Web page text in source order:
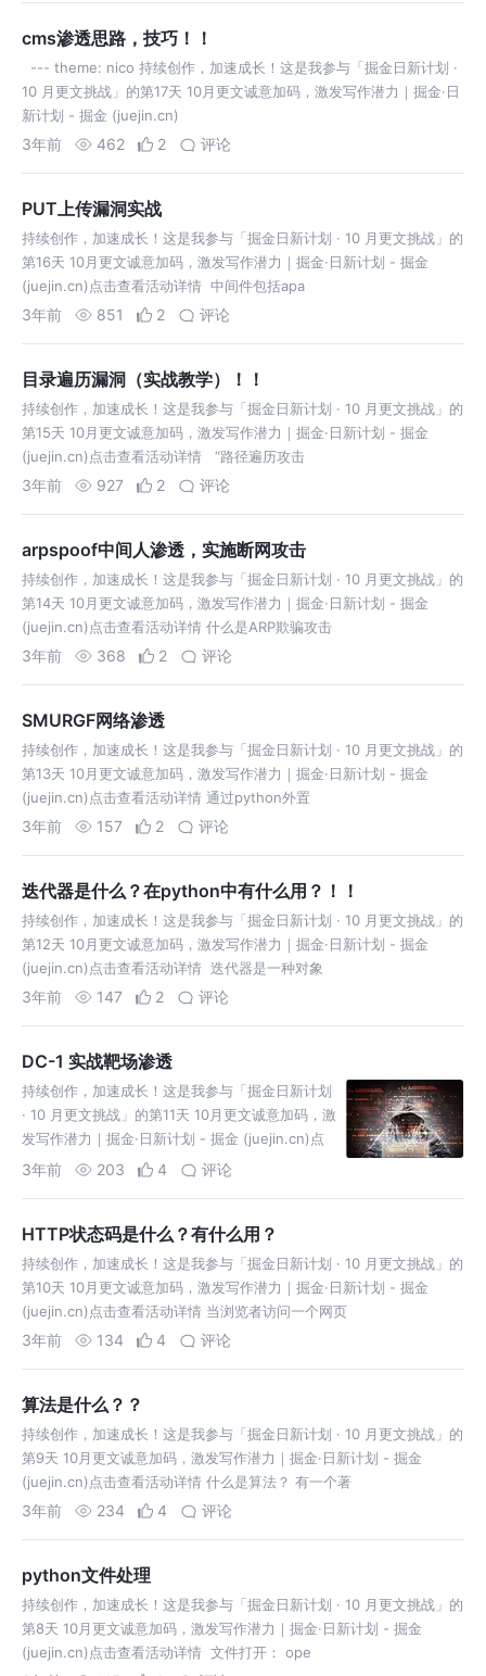
cms渗透思路，技巧！！
​ --- theme: nico 持续创作，加速成长！这是我参与「掘金日新计划 ·
10 月更文挑战」的第17天 10月更文诚意加码，激发写作潜力｜掘金·日
新计划 - 掘金 (juejin.cn)
3年前 462 2 评论
PUT上传漏洞实战
持续创作，加速成长！这是我参与「掘金日新计划 · 10 月更文挑战」的
第16天 10月更文诚意加码，激发写作潜力｜掘金·日新计划 - 掘金
(juejin.cn)点击查看活动详情 ​ 中间件包括apa
3年前 851 2 评论
目录遍历漏洞（实战教学）！！
持续创作，加速成长！这是我参与「掘金日新计划 · 10 月更文挑战」的
第15天 10月更文诚意加码，激发写作潜力｜掘金·日新计划 - 掘金
(juejin.cn)点击查看活动详情 ​ “路径遍历攻击
3年前 927 2 评论
arpspoof中间人渗透，实施断网攻击
持续创作，加速成长！这是我参与「掘金日新计划 · 10 月更文挑战」的
第14天 10月更文诚意加码，激发写作潜力｜掘金·日新计划 - 掘金
(juejin.cn)点击查看活动详情 什么是ARP欺骗攻击
3年前 368 2 评论
SMURGF网络渗透
持续创作，加速成长！这是我参与「掘金日新计划 · 10 月更文挑战」的
第13天 10月更文诚意加码，激发写作潜力｜掘金·日新计划 - 掘金
(juejin.cn)点击查看活动详情 通过python外置
3年前 157 2 评论
迭代器是什么？在python中有什么用？！！
持续创作，加速成长！这是我参与「掘金日新计划 · 10 月更文挑战」的
第12天 10月更文诚意加码，激发写作潜力｜掘金·日新计划 - 掘金
(juejin.cn)点击查看活动详情 ​ 迭代器是一种对象
3年前 147 2 评论
DC-1 实战靶场渗透
持续创作，加速成长！这是我参与「掘金日新计划
· 10 月更文挑战」的第11天 10月更文诚意加码，激
发写作潜力｜掘金·日新计划 - 掘金 (juejin.cn)点
击查看活动详情 ​ 一：信息搜集 首
3年前 203 4 评论
HTTP状态码是什么？有什么用？
持续创作，加速成长！这是我参与「掘金日新计划 · 10 月更文挑战」的
第10天 10月更文诚意加码，激发写作潜力｜掘金·日新计划 - 掘金
(juejin.cn)点击查看活动详情 当浏览者访问一个网页
3年前 134 4 评论
算法是什么？？
持续创作，加速成长！这是我参与「掘金日新计划 · 10 月更文挑战」的
第9天 10月更文诚意加码，激发写作潜力｜掘金·日新计划 - 掘金
(juejin.cn)点击查看活动详情 什么是算法？ 有一个著
3年前 234 4 评论
python文件处理
持续创作，加速成长！这是我参与「掘金日新计划 · 10 月更文挑战」的
第8天 10月更文诚意加码，激发写作潜力｜掘金·日新计划 - 掘金
(juejin.cn)点击查看活动详情 ​ 文件打开： ope